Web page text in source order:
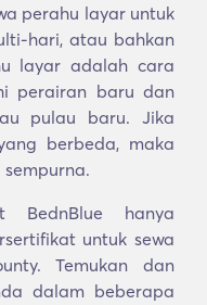
perahu layar untuk
hari, atau bahkan
layar adalah cara
perairan baru dan
pulau baru. Jika
berbeda, maka
BednBlue hanya
untuk sewa
Temukan dan
dalam beberapa